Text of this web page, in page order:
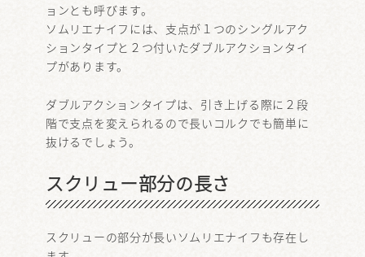
ョンとも呼びます。
ソムリエナイフには、支点が１つのシングルアク
ションタイプと２つ付いたダブルアクションタイ
プがあります。
ダブルアクションタイプは、引き上げる際に２段
階で支点を変えられるので長いコルクでも簡単に
抜けるでしょう。
スクリュー部分の長さ
スクリューの部分が長いソムリエナイフも存在し